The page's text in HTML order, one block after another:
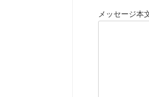
メッセージ本